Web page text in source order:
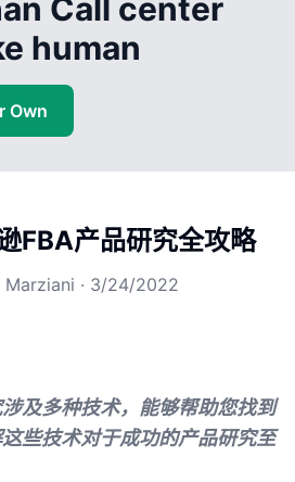
Call center
human
Own
FBA产品研究全攻略
Marziani · 3/24/2022
及多种技术，能够帮助您找到
些技术对于成功的产品研究至